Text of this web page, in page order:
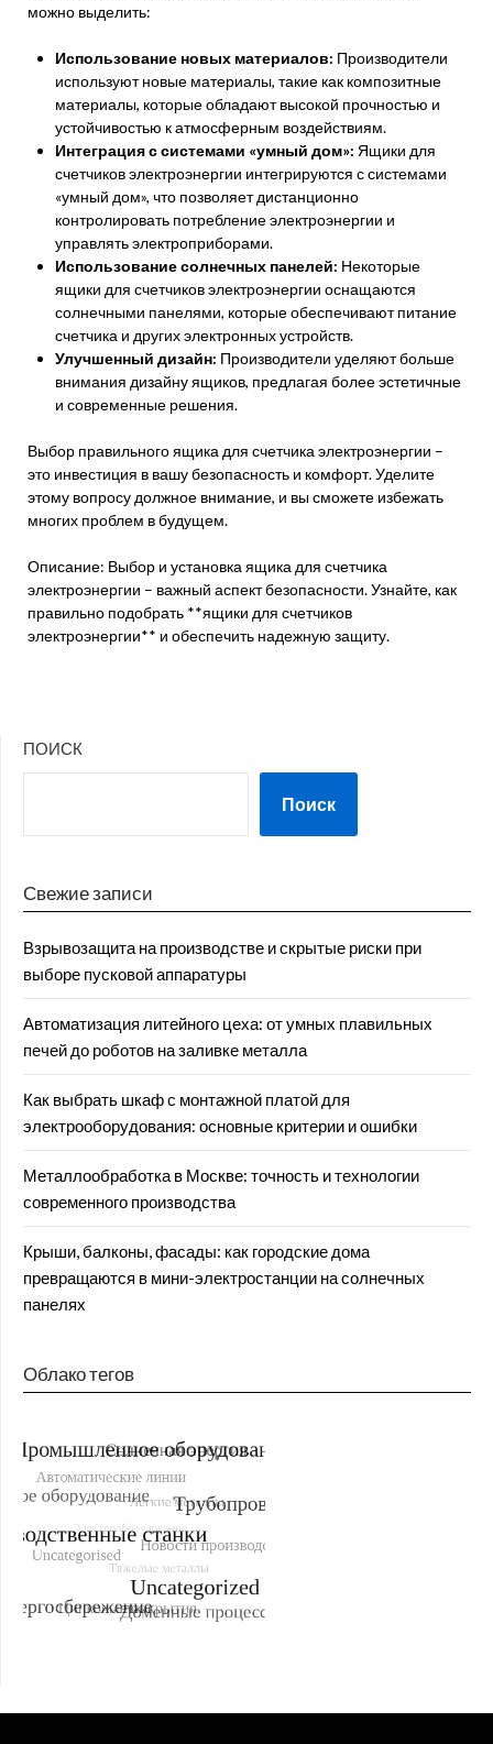
можно выделить:
Использование новых материалов: Производители
используют новые материалы, такие как композитные
материалы, которые обладают высокой прочностью и
устойчивостью к атмосферным воздействиям.
Интеграция с системами «умный дом»: Ящики для
счетчиков электроэнергии интегрируются с системами
«умный дом», что позволяет дистанционно
контролировать потребление электроэнергии и
управлять электроприборами.
Использование солнечных панелей: Некоторые
ящики для счетчиков электроэнергии оснащаются
солнечными панелями, которые обеспечивают питание
счетчика и других электронных устройств.
Улучшенный дизайн: Производители уделяют больше
внимания дизайну ящиков, предлагая более эстетичные
и современные решения.
Выбор правильного ящика для счетчика электроэнергии –
это инвестиция в вашу безопасность и комфорт. Уделите
этому вопросу должное внимание, и вы сможете избежать
многих проблем в будущем.
Описание: Выбор и установка ящика для счетчика
электроэнергии – важный аспект безопасности. Узнайте, как
правильно подобрать **ящики для счетчиков
электроэнергии** и обеспечить надежную защиту.
ПОИСК
Поиск
Свежие записи
Взрывозащита на производстве и скрытые риски при
выборе пусковой аппаратуры
Автоматизация литейного цеха: от умных плавильных
печей до роботов на заливке металла
Как выбрать шкаф с монтажной платой для
электрооборудования: основные критерии и ошибки
Металлообработка в Москве: точность и технологии
современного производства
Крыши, балконы, фасады: как городские дома
превращаются в мини-электростанции на солнечных
панелях
Облако тегов